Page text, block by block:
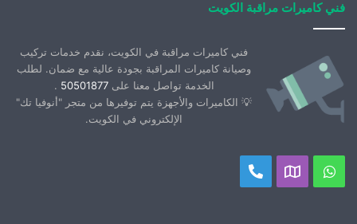
فني كاميرات مراقبة الكويت
فني كاميرات مراقبة في الكويت، نقدم خدمات تركيب
وصيانة كاميرات المراقبة بجودة عالية مع ضمان. لطلب
الخدمة تواصل معنا على50501877
.
💡 الكاميرات والأجهزة يتم توفيرها من متجر "أنوفيا تك"
الإلكتروني في الكويت.
واتسابموقعنااتصل